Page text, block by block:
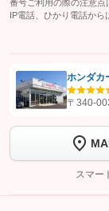
番号ご利用の際の注意点
IP電話、ひかり電話から
【STEP1】認証画面で
トーク画面
完了してく
ホンダ
〒340-
スマー